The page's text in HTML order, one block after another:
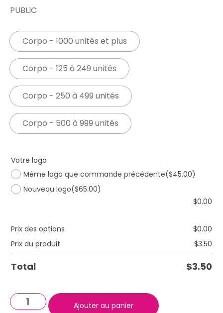
PUBLIC
Corpo - 1000 unités et plus
Corpo - 125 à 249 unités
Corpo - 250 à 499 unités
Corpo - 500 à 999 unités
Votre logo
Même logo que commande précédente($45.00)
Nouveau logo($65.00)
$0.00
Prix des options $0.00
Prix du produit
$3.50
Total $3.50
Ajouter au panier